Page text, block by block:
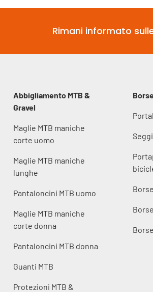
Rimani informato
Abbigliamento MTB &
Gravel
Maglie MTB maniche
corte uomo
Maglie MTB maniche
lunghe
Pantaloncini MTB uomo
Maglie MTB maniche
corte donna
Pantaloncini MTB donna
Guanti MTB
Protezioni MTB &